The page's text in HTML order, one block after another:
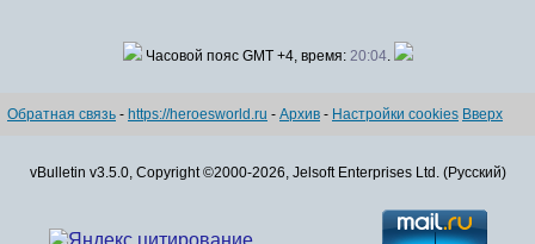
Часовой пояс GMT +4, время: 20:04.
Обратная связь - https://heroesworld.ru - Архив - Настройки cookies Вверх
vBulletin v3.5.0, Copyright ©2000-2026, Jelsoft Enterprises Ltd. (Русский)